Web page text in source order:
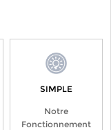
SIMPLE
Notre
Fonctionnement